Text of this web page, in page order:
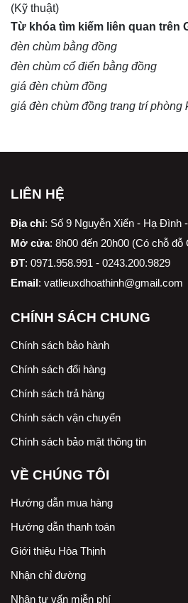
(Kỹ thuật)
Từ khóa tìm kiếm liên quan trên
đèn chùm bằng đồng
đèn chùm cổ điển bằng đồng
giá đèn chùm đồng
giá đèn chùm đồng trang trí phòng
LIÊN HỆ
Địa chỉ: Số 9 Nguyễn Xiển - Hạ Đình
Mở cửa: 8h00 đến 20h00 (Có chỗ đỗ
ĐT: 0971.958.991 - 0243.200.9829
Email: vatlieuxdhoathinh@gmail.com
CHÍNH SÁCH CHUNG
Chính sách bảo hành
Chính sách đổi hàng
Chính sách trả hàng
Chính sách vận chuyển
Chính sách bảo mật thông tin
VỀ CHÚNG TÔI
Hướng dẫn mua hàng
Hướng dẫn thanh toán
Giới thiệu Hòa Thịnh
Nhận chỉ đường
Nhận tư vấn miễn phí